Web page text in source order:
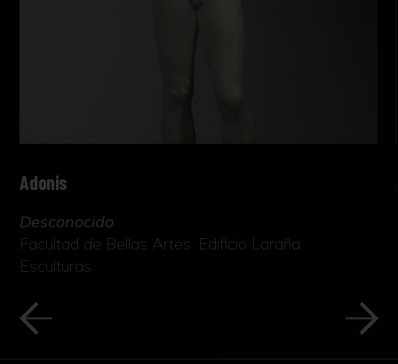
Adonis
Desconocido
Facultad de Bellas Artes. Edificio Laraña
Esculturas